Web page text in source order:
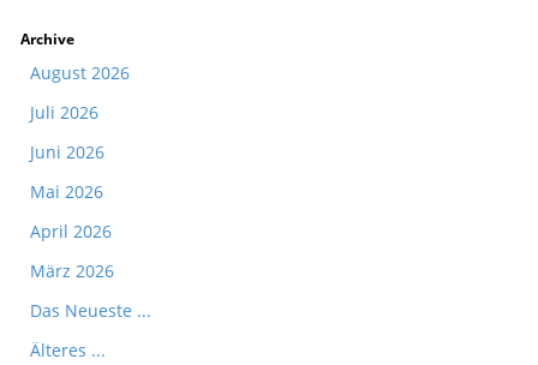
Archive
August 2026
Juli 2026
Juni 2026
Mai 2026
April 2026
März 2026
Das Neueste ...
Älteres ...